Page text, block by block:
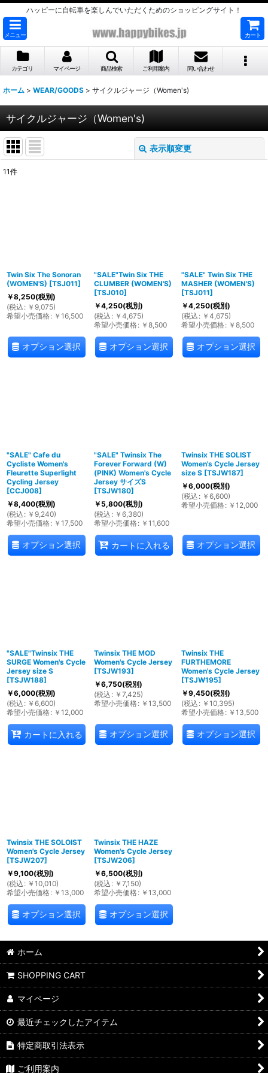
ハッピーに自転車を楽しんでいただくためのショッピングサイト！
メニュー カート
カテゴリ マイページ 商品検索 ご利用案内 問い合わせ
ホーム > WEAR/GOODS > サイクルジャージ（Women's)
サイクルジャージ（Women's)
表示順変更
11件
Twin Six The Sonoran
(WOMEN'S) [TSJ011]
￥8,250(税別)
(税込 : ￥ 9,075)
希望小売価格: ￥ 16,500
オプション選択
"SALE"Twin Six THE
CLUMBER (WOMEN'S)
[TSJ010]
￥4,250(税別)
(税込 : ￥ 4,675)
希望小売価格: ￥ 8,500
オプション選択
"SALE" Twin Six THE
MASHER (WOMEN'S)
[TSJ011]
￥4,250(税別)
(税込 : ￥ 4,675)
希望小売価格: ￥ 8,500
オプション選択
"SALE" Cafe du
Cycliste Women's
Fleurette Superlight
Cycling Jersey
[CCJ008]
￥8,400(税別)
(税込 : ￥ 9,240)
希望小売価格: ￥ 17,500
オプション選択
"SALE" Twinsix The
Forever Forward (W)
(PINK) Women's Cycle
Jersey サイズS
[TSJW180]
￥5,800(税別)
(税込 : ￥ 6,380)
希望小売価格: ￥ 11,600
カートに入れる
Twinsix THE SOLIST
Women's Cycle Jersey
size S [TSJW187]
￥6,000(税別)
(税込 : ￥ 6,600)
希望小売価格: ￥ 12,000
オプション選択
"SALE"Twinsix THE
SURGE Women's Cycle
Jersey size S
[TSJW188]
￥6,000(税別)
(税込 : ￥ 6,600)
希望小売価格: ￥ 12,000
カートに入れる
Twinsix THE MOD
Women's Cycle Jersey
[TSJW193]
￥6,750(税別)
(税込 : ￥ 7,425)
希望小売価格: ￥ 13,500
オプション選択
Twinsix THE
FURTHEMORE
Women's Cycle Jersey
[TSJW195]
￥9,450(税別)
(税込 : ￥ 10,395)
希望小売価格: ￥ 13,500
オプション選択
Twinsix THE SOLOIST
Women's Cycle Jersey
[TSJW207]
￥9,100(税別)
(税込 : ￥ 10,010)
希望小売価格: ￥ 13,000
オプション選択
Twinsix THE HAZE
Women's Cycle Jersey
[TSJW206]
￥6,500(税別)
(税込 : ￥ 7,150)
希望小売価格: ￥ 13,000
オプション選択
ホーム
SHOPPING CART
マイページ
最近チェックしたアイテム
特定商取引法表示
ご利用案内